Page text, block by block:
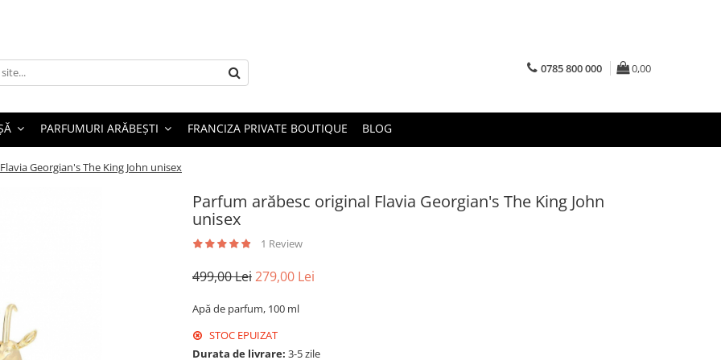
0785 800 000 0,00
PARFUMURI ARĂBEȘTI FRANCIZA PRIVATE BOUTIQUE BLOG
Georgian's The King John unisex
Parfum arăbesc original Flavia Georgian's The King John
unisex
1 Review
499,00 Lei279,00 Lei
Apă de parfum, 100 ml
STOC EPUIZAT
Durata de livrare: 3-5 zile